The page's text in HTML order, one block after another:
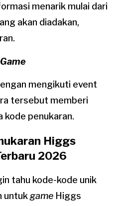
menarik mulai dari
akan diadakan,
Game
mengikuti event
tersebut memberi
kode penukaran.
Higgs
2026
tahu kode-kode unik
untuk game Higgs